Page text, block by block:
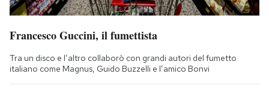
Francesco Guccini, il fumettista
Tra un disco e l’altro collaborò con grandi autori del fumetto
italiano come Magnus, Guido Buzzelli e l’amico Bonvi